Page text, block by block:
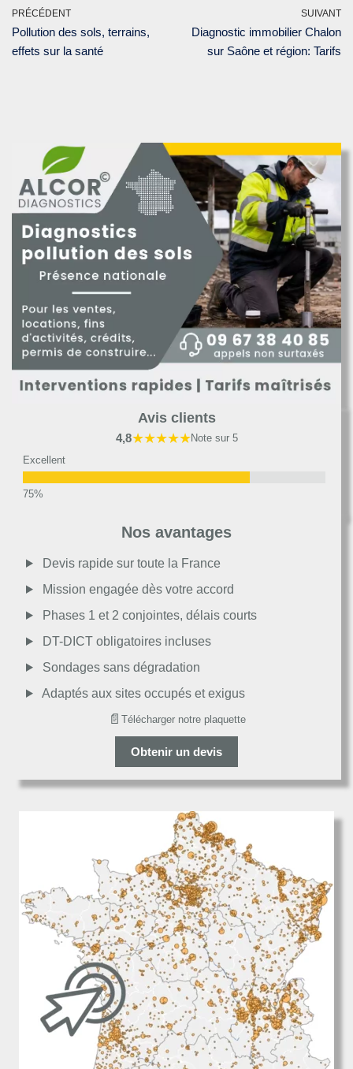
PRÉCÉDENT
Pollution des sols, terrains,
effets sur la santé
SUIVANT
Diagnostic immobilier Chalon
sur Saône et région: Tarifs
Avis clients
4,8★★★★★Note sur 5
Excellent
Moyen
Passable
Décevant
Nos avantages
Devis rapide sur toute la France
Mission engagée dès votre accord
Phases 1 et 2 conjointes, délais courts
DT-DICT obligatoires incluses
Sondages sans dégradation
Adaptés aux sites occupés et exigus
📄 Télécharger notre plaquette
Obtenir un devis